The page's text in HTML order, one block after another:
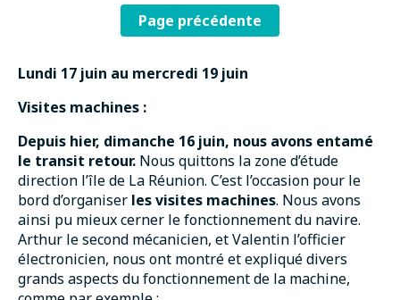
Page précédente
Lundi 17 juin au mercredi 19 juin
Visites machines :
Depuis hier, dimanche 16 juin, nous avons entamé
le transit retour. Nous quittons la zone d’étude
direction l’île de La Réunion. C’est l’occasion pour le
bord d’organiser les visites machines. Nous avons
ainsi pu mieux cerner le fonctionnement du navire.
Arthur le second mécanicien, et Valentin l’officier
électronicien, nous ont montré et expliqué divers
grands aspects du fonctionnement de la machine,